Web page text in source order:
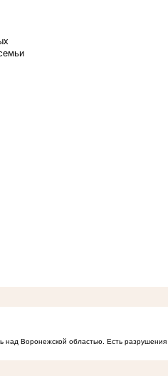
над Воронежской областью. Есть разрушения